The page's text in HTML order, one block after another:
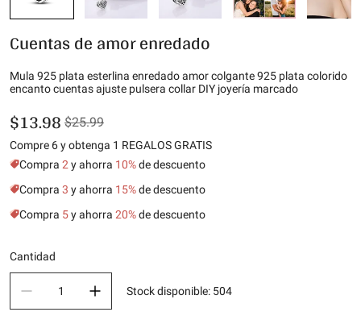
Cuentas de amor enredado
Mula 925 plata esterlina enredado amor colgante 925 plata colorido
encanto cuentas ajuste pulsera collar DIY joyería marcado
$13.98 $25.99
Compre 6 y obtenga 1 REGALOS GRATIS
Compra 2 y ahorra 10%de descuento
Compra 3 y ahorra 15%de descuento
Compra 5y ahorra 20%de descuento
Cantidad
Stock disponible: 504